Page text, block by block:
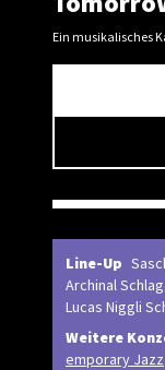
Ein musikalisches
Line-Up
Archinal
Lucas Niggli
Weitere
emporary Jazz